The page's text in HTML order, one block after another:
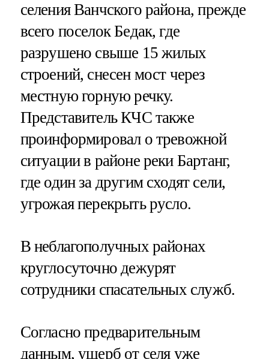
селения Ванчского района, прежде
всего поселок Бедак, где
разрушено свыше 15 жилых
строений, снесен мост через
местную горную речку.
Представитель КЧС также
проинформировал о тревожной
ситуации в районе реки Бартанг,
где один за другим сходят сели,
угрожая перекрыть русло.
В неблагополучных районах
круглосуточно дежурят
сотрудники спасательных служб.
Согласно предварительным
данным, ущерб от селя уже